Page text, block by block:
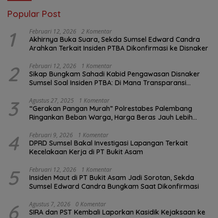
Popular Post
1 Februari 12, 2026 2 Komentar
Akhirnya Buka Suara, Sekda Sumsel Edward Candra
Arahkan Terkait Insiden PTBA Dikonfirmasi ke Disnaker
2 Februari 12, 2026 1 Komentar
Sikap Bungkam Sahadi Kabid Pengawasan Disnaker
Sumsel Soal Insiden PTBA: Di Mana Transparansi
3 Agustus 27, 2025 1 Komentar
“Gerakan Pangan Murah” Polrestabes Palembang
Ringankan Beban Warga, Harga Beras Jauh Lebih
4 Februari 9, 2026 1 Komentar
DPRD Sumsel Bakal Investigasi Lapangan Terkait
Kecelakaan Kerja di PT Bukit Asam
5 Februari 12, 2026 1 Komentar
Insiden Maut di PT Bukit Asam Jadi Sorotan, Sekda
Sumsel Edward Candra Bungkam Saat Dikonfirmasi
6 Agustus 7, 2026 0 Komentar
SIRA dan PST Kembali Laporkan Kasidik Kejaksaan ke